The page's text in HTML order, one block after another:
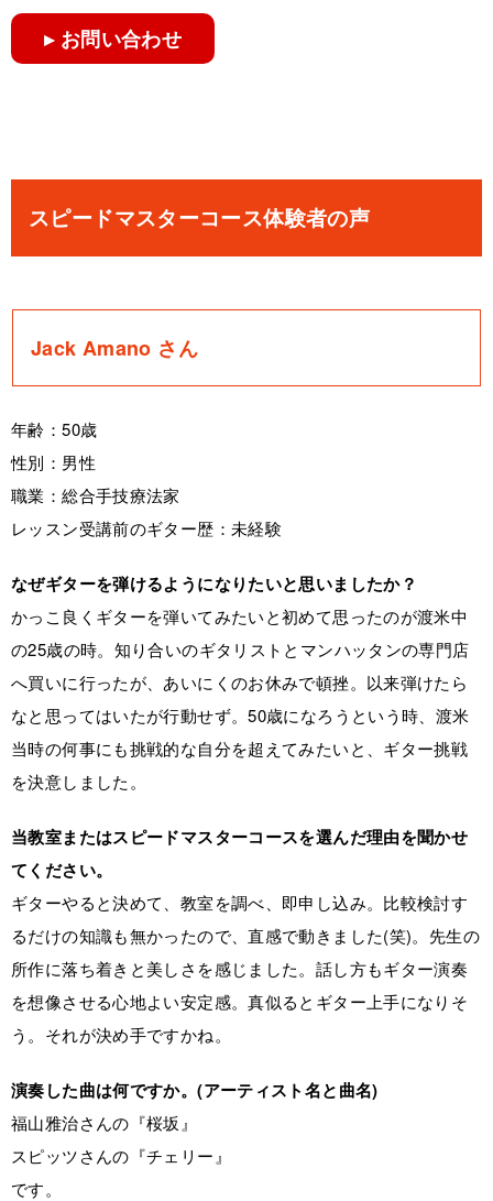
▸ お問い合わせ
スピードマスターコース体験者の声
Jack Amano さん
年齢：50歳
性別：男性
職業：総合手技療法家
レッスン受講前のギター歴：未経験
なぜギターを弾けるようになりたいと思いましたか？
かっこ良くギターを弾いてみたいと初めて思ったのが渡米中
の25歳の時。知り合いのギタリストとマンハッタンの専門店
へ買いに行ったが、あいにくのお休みで頓挫。以来弾けたら
なと思ってはいたが行動せず。50歳になろうという時、渡米
当時の何事にも挑戦的な自分を超えてみたいと、ギター挑戦
を決意しました。
当教室またはスピードマスターコースを選んだ理由を聞かせ
てください。
ギターやると決めて、教室を調べ、即申し込み。比較検討す
るだけの知識も無かったので、直感で動きました(笑)。先生の
所作に落ち着きと美しさを感じました。話し方もギター演奏
を想像させる心地よい安定感。真似るとギター上手になりそ
う。それが決め手ですかね。
演奏した曲は何ですか。(アーティスト名と曲名)
福山雅治さんの『桜坂』
スピッツさんの『チェリー』
です。